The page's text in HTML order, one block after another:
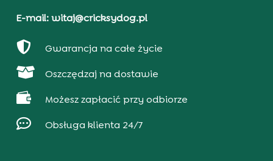
E-mail: witaj@cricksydog.pl
 Gwarancja na całe życie
 Oszczędzaj na dostawie
 Możesz zapłacić przy odbiorze
 Obsługa klienta 24/7